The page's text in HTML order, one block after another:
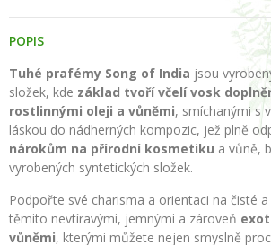
POPIS
Tuhé prafémy Song of India jsou
složek, kde základ tvoří včelí vosk
rostlinnými oleji a vůněmi, smíchanými s
láskou do nádherných kompozic, jež plně
nárokům na přírodní kosmetiku a vůně,
vyrobených syntetických složek.
Podpořte své charisma a orientaci na čisté
těmito nevtíravými, jemnými a zároveň
vůněmi, kterými můžete nejen smyslně